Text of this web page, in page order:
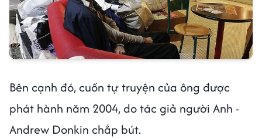
Bên cạnh đó, cuốn tự truyện của ông được
phát hành năm 2004, do tác giả người Anh -
Andrew Donkin chắp bút.